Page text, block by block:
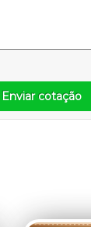
Enviar cotação